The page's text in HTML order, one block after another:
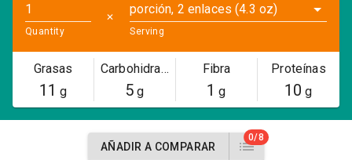
Quantity
✕
porción, 2 enlaces (4.3 oz)
Serving
Grasas
11 g
Carbohidratos
5 g
Fibra
1 g
Proteínas
10 g
AÑADIR A COMPARAR
0/8